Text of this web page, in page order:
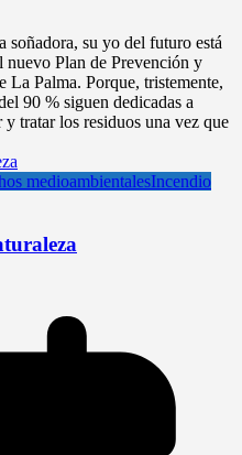
soñadora, su yo del futuro está
nuevo Plan de Prevención y
La Palma. Porque, tristemente,
90 % siguen dedicadas a
tratar los residuos una vez que
medioambientalesIncendio